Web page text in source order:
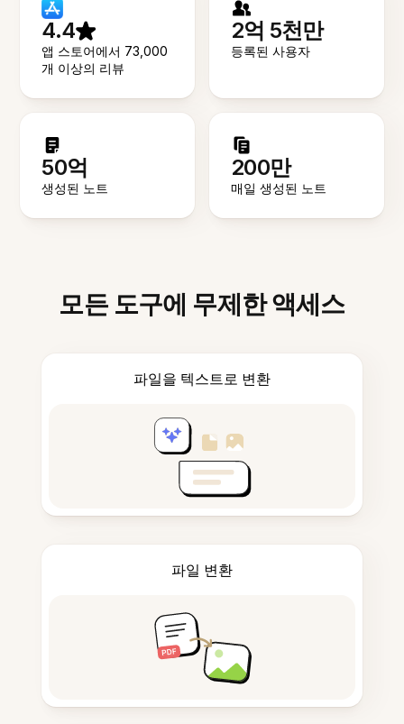
4.4
앱 스토어에서 73,000
개 이상의 리뷰
2억 5천만
등록된 사용자
50억
생성된 노트
200만
매일 생성된 노트
모든 도구에 무제한 액세스
파일을 텍스트로 변환
파일 변환